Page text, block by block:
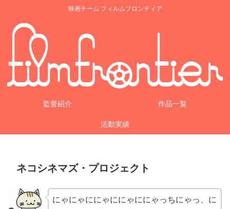
映画チーム フィルムフロンティア
監督紹介 作品一覧
活動実績
ネコシネマズ・プロジェクト
にゃにゃににゃににゃににゃっちにゃっ、に